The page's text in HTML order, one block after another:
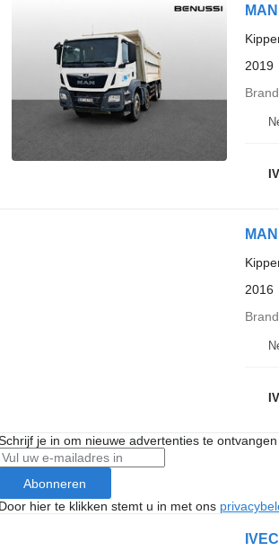
2019
2016
je in om nieuwe advertenties te
Abonneren
Door hier te klikken stemt u in met ons